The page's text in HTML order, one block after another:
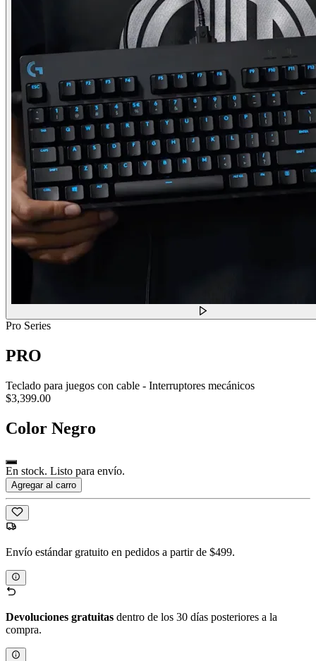
Pro Series
PRO
Teclado para juegos con cable - Interruptores mecánicos
$3,399.00
Color Negro
En stock. Listo para envío.
Agregar al carro
Envío estándar gratuito en pedidos a partir de $499.
Devoluciones gratuitas dentro de los 30 días posteriores a la
compra.